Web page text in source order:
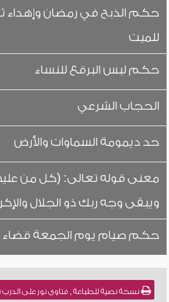
حكم الذبح في رمضان وإهداء
للميت
حكم لبس البرقع للنساء
الحجاب الشرعي
حد ديمومة السماوات والأرض
معنى قوله تعالى: (كل من
ويبقى وجه ربك ذو الجلال
حكم صيام يوم الجمعة قضاء